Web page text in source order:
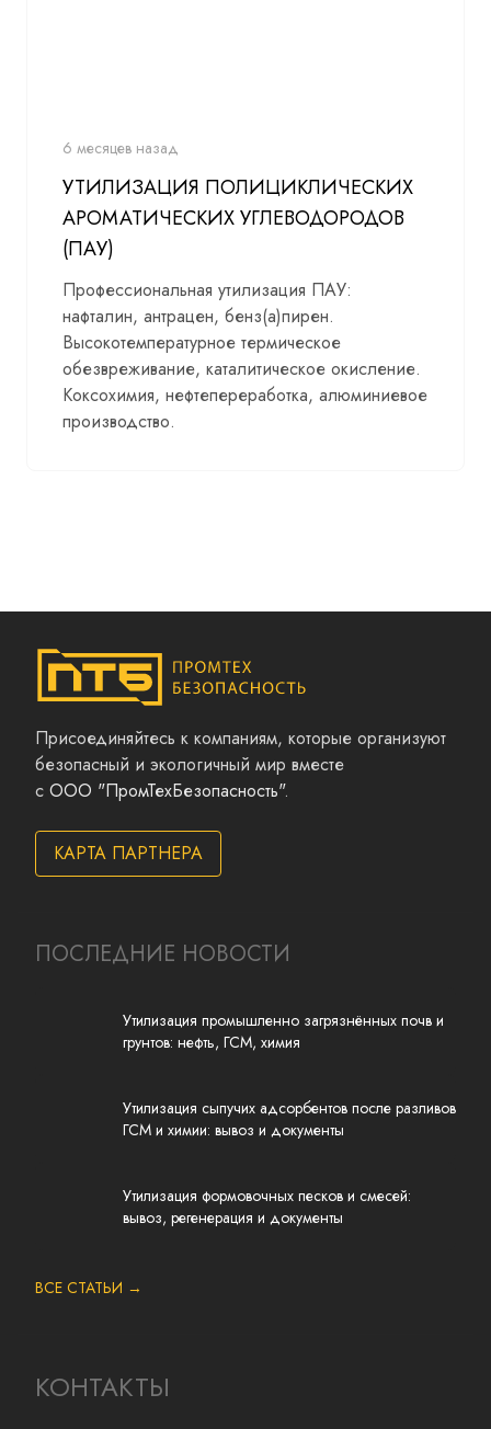
6 месяцев назад
УТИЛИЗАЦИЯ ПОЛИЦИКЛИЧЕСКИХ
АРОМАТИЧЕСКИХ УГЛЕВОДОРОДОВ
(ПАУ)
Профессиональная утилизация ПАУ:
нафталин, антрацен, бенз(а)пирен.
Высокотемпературное термическое
обезвреживание, каталитическое окисление.
Коксохимия, нефтепереработка, алюминиевое
производство.
Присоединяйтесь к компаниям, которые организуют
безопасный и экологичный мир вместе
с ООО "ПромТехБезопасность".
КАРТА ПАРТНЕРА
ПОСЛЕДНИЕ НОВОСТИ
Утилизация промышленно загрязнённых почв и
грунтов: нефть, ГСМ, химия
Утилизация сыпучих адсорбентов после разливов
ГСМ и химии: вывоз и документы
Утилизация формовочных песков и смесей:
вывоз, регенерация и документы
ВСЕ СТАТЬИ →
КОНТАКТЫ